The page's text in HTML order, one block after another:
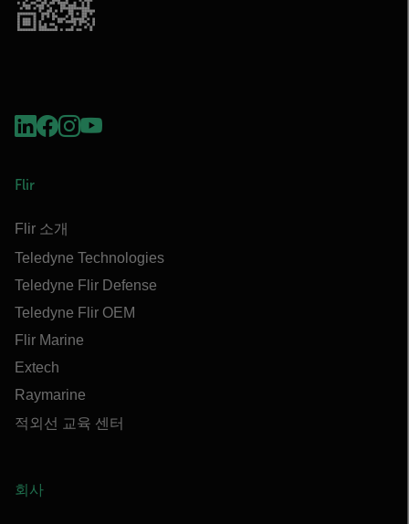
Flir
Flir 소개
Teledyne Technologies
Teledyne Flir Defense
Teledyne Flir OEM
Flir Marine
Extech
Raymarine
적외선 교육 센터
회사